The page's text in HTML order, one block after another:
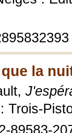
la
Trois-
89583-